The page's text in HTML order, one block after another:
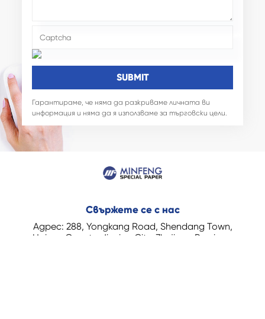
Гарантираме, че няма да разкриваме личната ви
информация и няма да я използваме за търговски цели.
Свържете се с нас
Адрес: 288, Yongkang Road, Shendang Town,
Haiyan County, Jiaxing City, Zhejiang Province,